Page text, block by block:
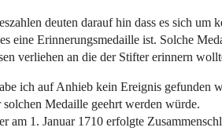
deuten darauf hin dass es sich
eine Erinnerungsmedaille ist. Solche
verliehen an die der Stifter erinnern
ich auf Anhieb kein Ereignis gefunden
solchen Medaille geehrt werden würde.
am 1. Januar 1710 erfolgte